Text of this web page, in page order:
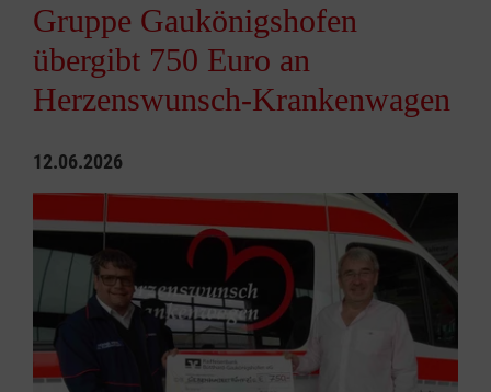
Gruppe Gaukönigshofen
übergibt 750 Euro an
Herzenswunsch-Krankenwagen
12.06.2026